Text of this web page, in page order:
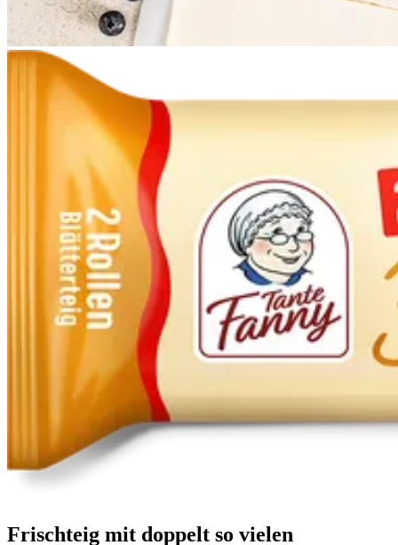
Frischteig mit doppelt so vielen